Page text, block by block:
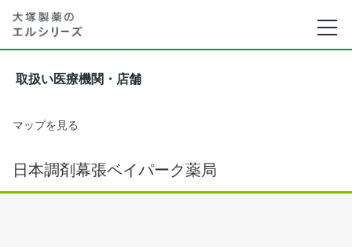
取扱い医療機関・店舗
マップを見る
日本調剤幕張ベイパーク薬局